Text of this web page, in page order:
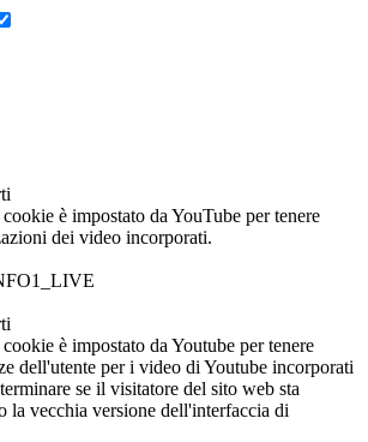
è impostato da YouTube per tenere
dei video incorporati.
è impostato da Youtube per tenere
dell'utente per i video di Youtube incorporati
se il visitatore del sito web sta
la vecchia versione dell'interfaccia di